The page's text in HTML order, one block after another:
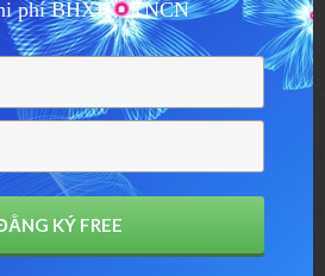
nhiệm vụ kế toán
trình
tôi sẽ chia sẻ với các bạn
của 1kế toán nội bộ
xây lắp xây dựng trên
phí BHXH - TNCN
KÝ FREE